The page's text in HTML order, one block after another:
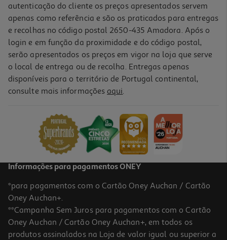
Caixa De 10 Minas Auchan Hb Para Compasso 2mm
autenticação do cliente os preços apresentados servem
apenas como referência e são os praticados para entregas
e recolhas no código postal 2650-435 Amadora. Após o
login e em função da proximidade e do código postal,
serão apresentados os preços em vigor na loja que serve
o local de entrega ou de recolha. Entregas apenas
disponíveis para o território de Portugal continental,
consulte mais informações aqui.
Informações para pagamentos ONEY
*para pagamentos com o Cartão Oney Auchan / Cartão
Oney Auchan+.
**Campanha Sem Juros para pagamentos com o Cartão
Oney Auchan / Cartão Oney Auchan+, em todos os
produtos assinalados na Loja de valor igual ou superior a